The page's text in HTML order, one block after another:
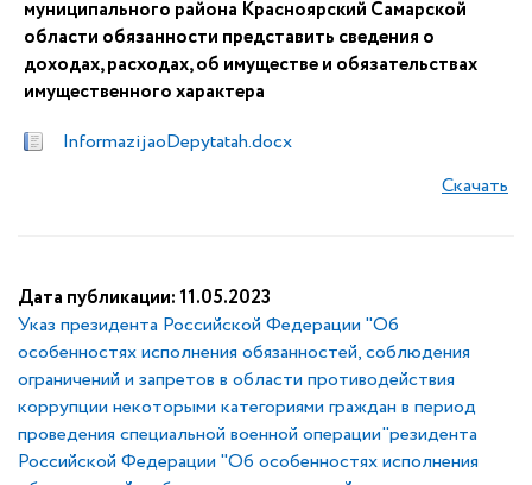
муниципального района Красноярский Самарской
области обязанности представить сведения о
доходах, расходах, об имуществе и обязательствах
имущественного характера
InformazijaoDepytatah.docx
Скачать
Дата публикации: 11.05.2023
Указ президента Российской Федерации "Об
особенностях исполнения обязанностей, соблюдения
ограничений и запретов в области противодействия
коррупции некоторыми категориями граждан в период
проведения специальной военной операции"резидента
Российской Федерации "Об особенностях исполнения